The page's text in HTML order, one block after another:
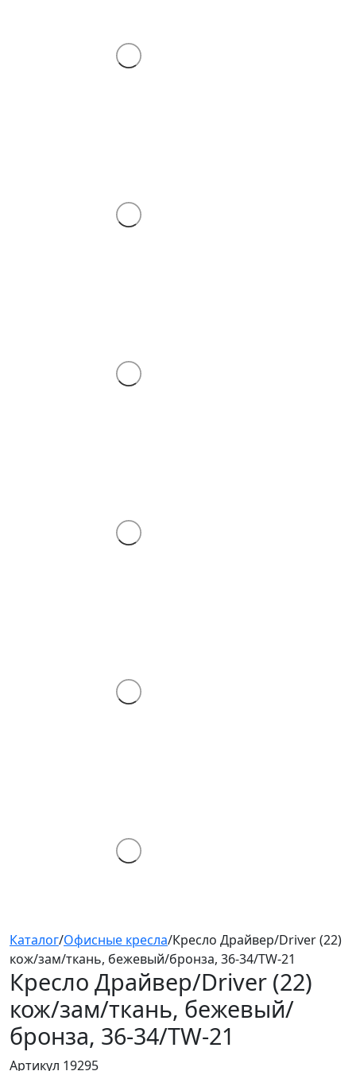
Каталог/Офисные кресла/Кресло Драйвер/Driver (22)
кож/зам/ткань, бежевый/бронза, 36-34/TW-21
Кресло Драйвер/Driver (22)
кож/зам/ткань, бежевый/
бронза, 36-34/TW-21
Артикул 19295